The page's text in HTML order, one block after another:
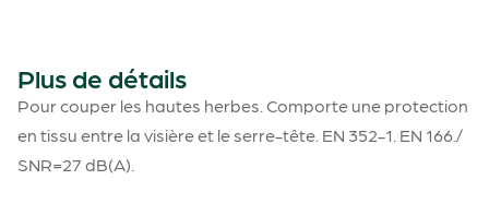
Plus de détails
Pour couper les hautes herbes. Comporte une protection
en tissu entre la visière et le serre-tête. EN 352-1. EN 166./
SNR=27 dB(A).